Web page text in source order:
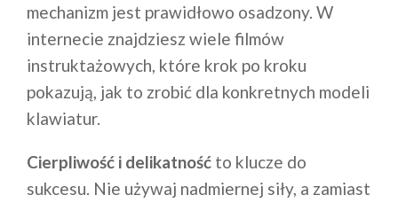
mechanizm jest prawidłowo osadzony. W
internecie znajdziesz wiele filmów
instruktażowych, które krok po kroku
pokazują, jak to zrobić dla konkretnych modeli
klawiatur.
Cierpliwość i delikatność to klucze do
sukcesu. Nie używaj nadmiernej siły, a zamiast